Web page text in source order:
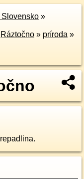
»
Ráztočno » príroda »